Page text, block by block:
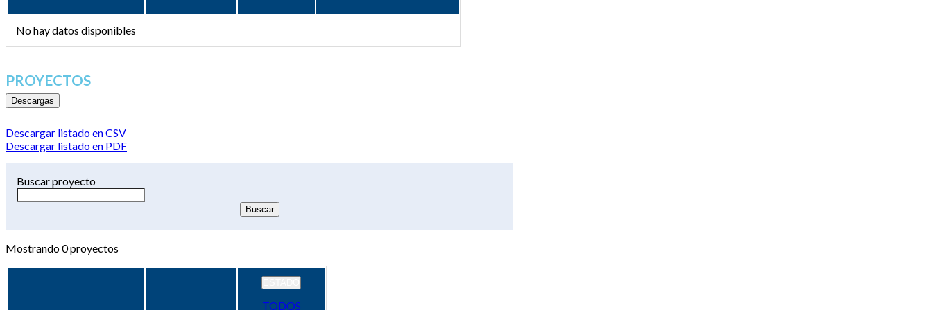
No hay datos disponibles
PROYECTOS
Descargas
Descargar listado en CSV
Descargar listado en PDF
Buscar proyecto
Mostrando0proyectos
TODOS